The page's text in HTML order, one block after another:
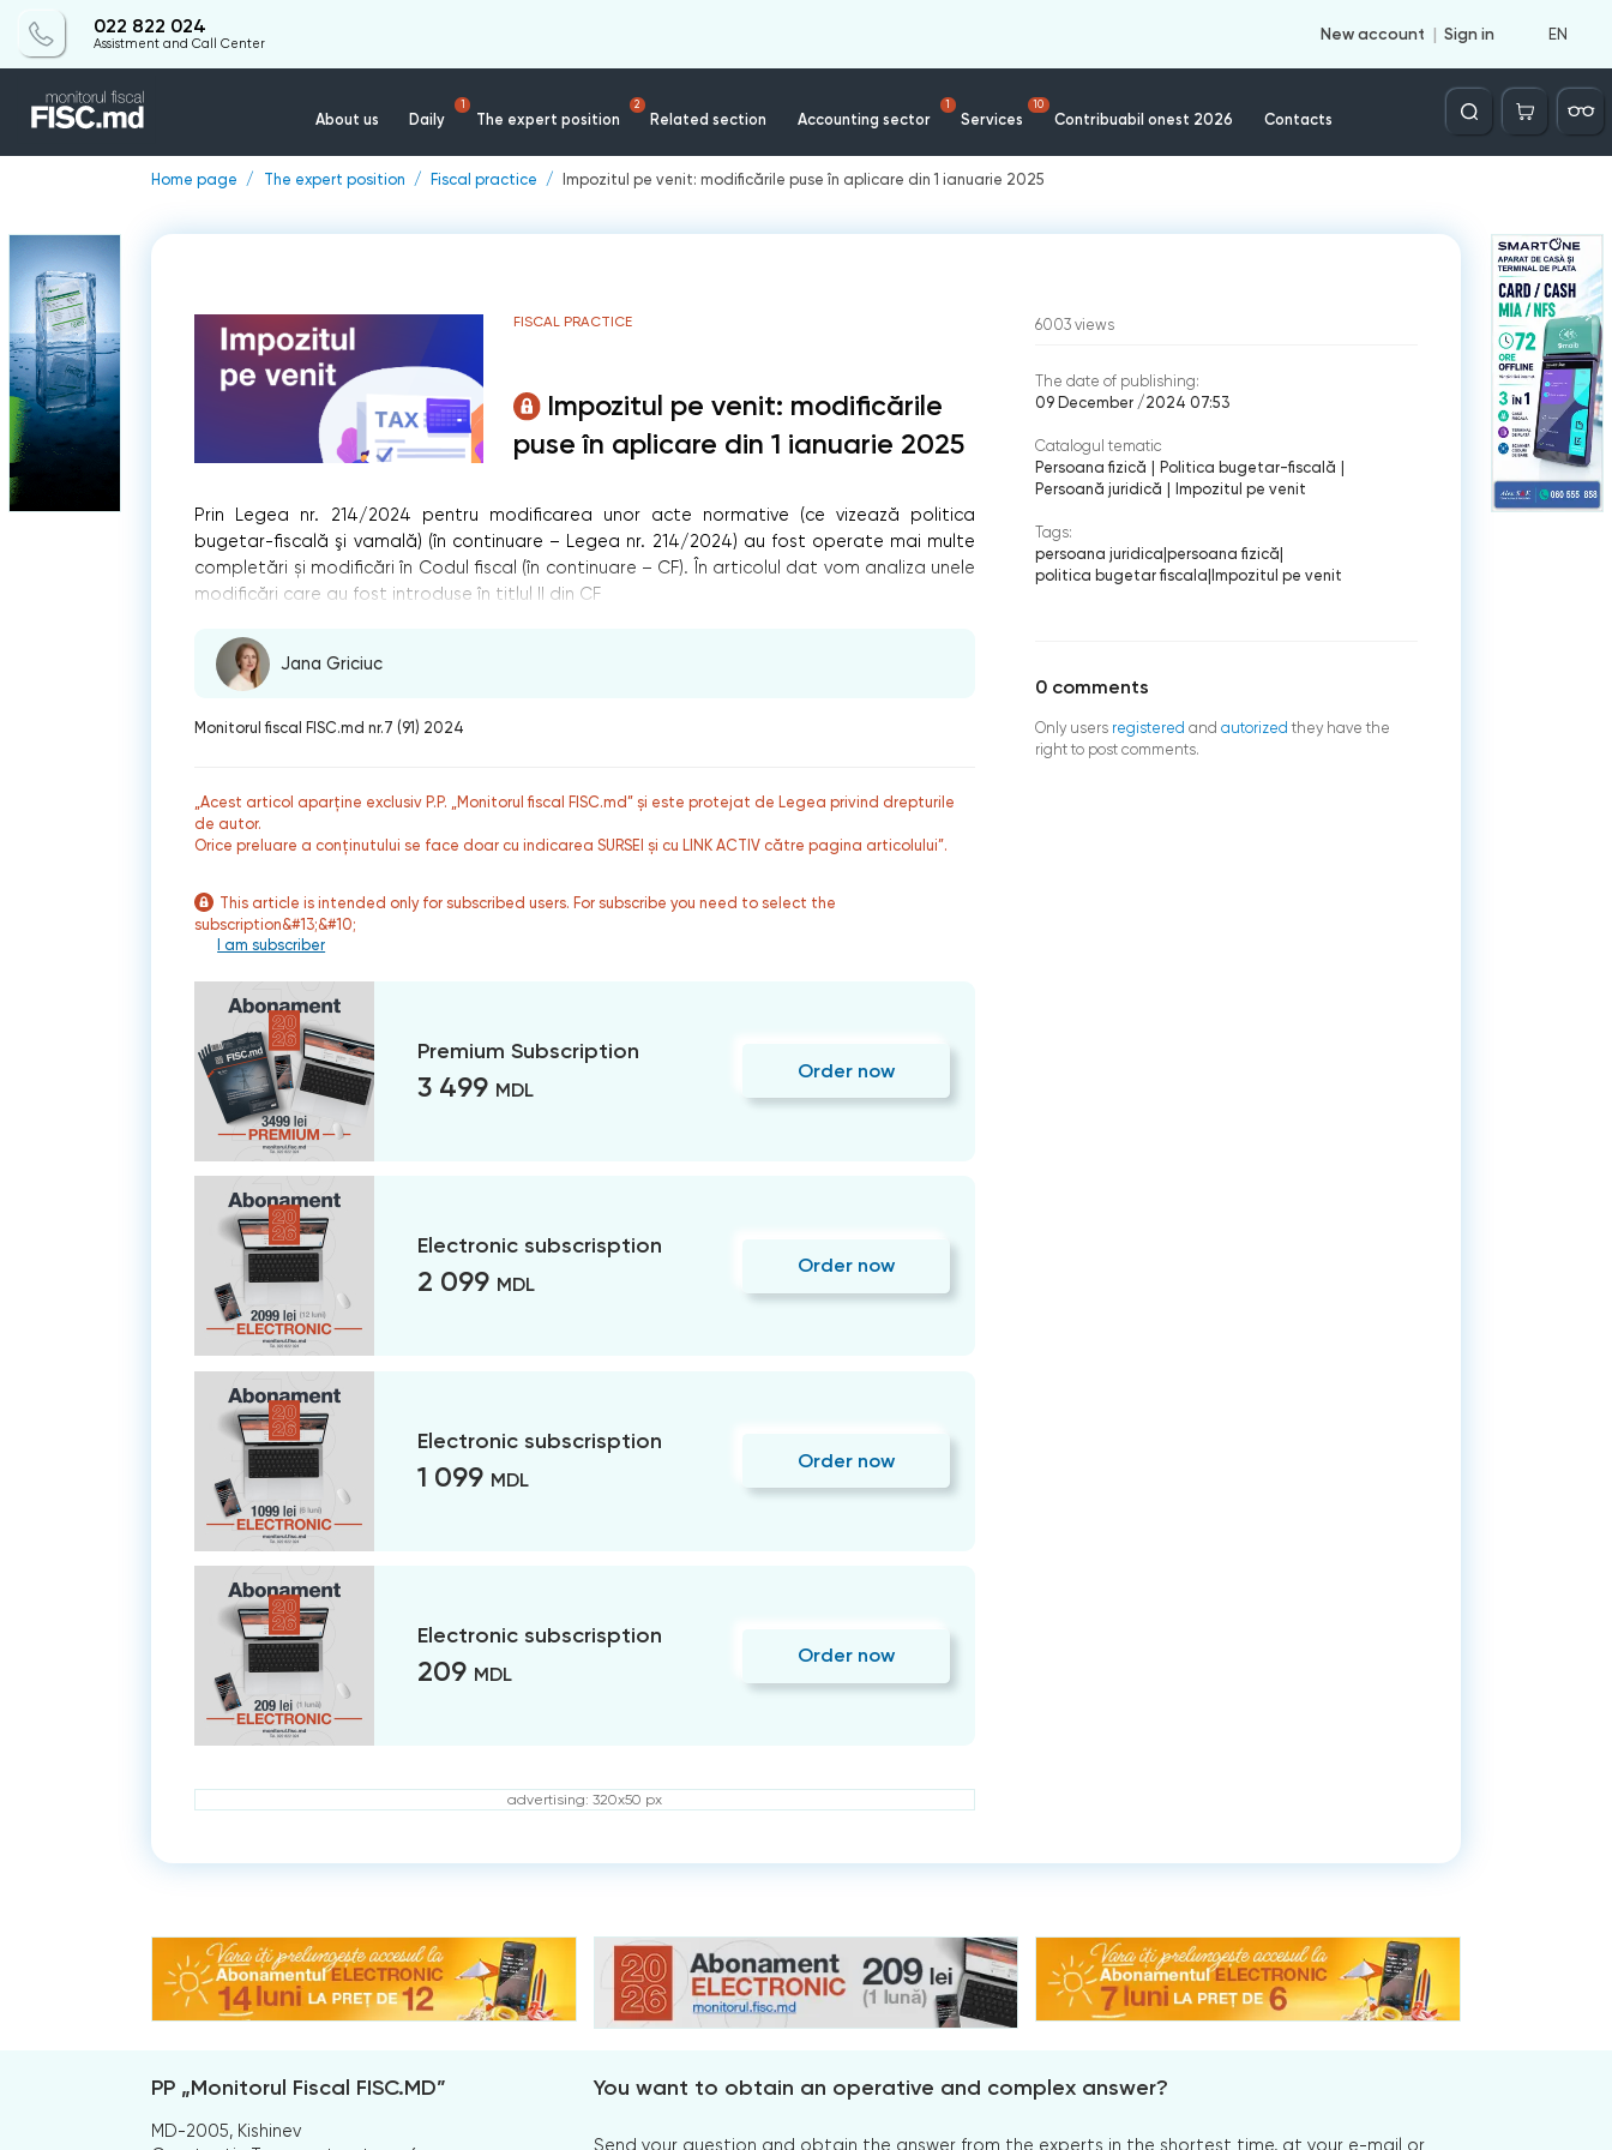
022 822 024
Assistment and Call Center
New account Sign in EN
About us Daily
1
The expert position
2
Related section Accounting sector
1
Services
10
Contribuabil onest 2026 Contacts
Căutare
Home page The expert position Fiscal practice Impozitul pe venit: modificările puse în aplicare din 1 ianuarie 2025
FISCAL PRACTICE
Impozitul pe venit: modificările
puse în aplicare din 1 ianuarie 2025
Prin Legea nr. 214/2024 pentru modificarea unor acte normative (ce vizează politica
bugetar-fiscală şi vamală) (în continuare – Legea nr. 214/2024) au fost operate mai multe
completări și modificări în Codul fiscal (în continuare – CF). În articolul dat vom analiza unele
modificări care au fost introduse în titlul II din CF
Jana Griciuc
Monitorul fiscal FISC.md nr.7 (91) 2024
„Acest articol aparține exclusiv P.P. „Monitorul fiscal FISC.md” și este protejat de Legea privind drepturile
de autor.
Orice preluare a conținutului se face doar cu indicarea SURSEI și cu LINK ACTIV către pagina articolului”.
This article is intended only for subscribed users. For subscribe you need to select the
subscription&#13;&#10;
I am subscriber
Premium Subscription
3 499 MDL
Order now
Electronic subscrisption
2 099 MDL
Order now
Electronic subscrisption
1 099 MDL
Order now
Electronic subscrisption
209 MDL
Order now
advertising: 320x50 px
6003 views
The date of publishing:
09 December /2024 07:53
Catalogul tematic
Persoana fizică
Politica bugetar-fiscală
Persoană juridică
Impozitul pe venit
Tags:
persoana juridica persoana fizică
politica bugetar fiscala Impozitul pe venit
0 comments
Only users registered and autorized they have the
right to post comments.
PP „Monitorul Fiscal FISC.MD”
MD-2005, Kishinev
You want to obtain an operative and complex answer?
Send your question and obtain the answer from the experts in the shortest time, at your e-mail or